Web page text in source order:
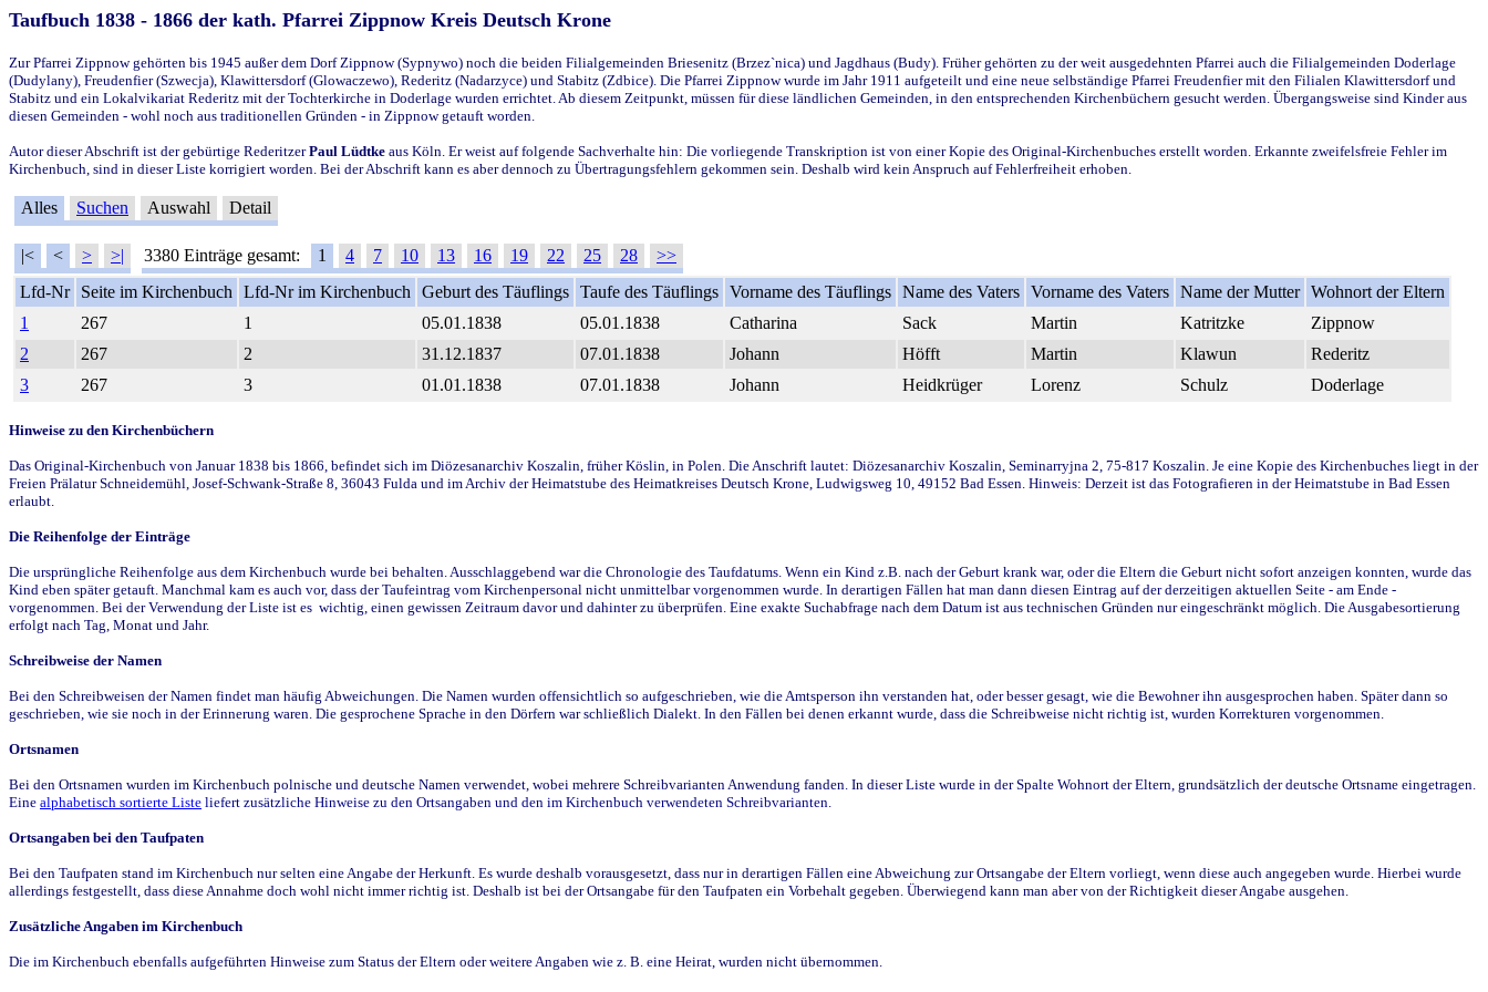
Taufbuch 1838 - 1866 der kath. Pfarrei Zippnow Kreis Deutsch Krone
Zur Pfarrei Zippnow gehörten bis 1945 außer dem Dorf Zippnow (Sypnywo) noch die beiden Filialgemeinden Briesenitz (Brzez`nica) und Jagdhaus (Budy). Früher gehörten zu der weit ausgedehnten Pfarrei auch die Filialgemeinden Doderlage
(Dudylany), Freudenfier (Szwecja), Klawittersdorf (Glowaczewo), Rederitz (Nadarzyce) und Stabitz (Zdbice). Die Pfarrei Zippnow wurde im Jahr 1911 aufgeteilt und eine neue selbständige Pfarrei Freudenfier mit den Filialen Klawittersdorf und
Stabitz und ein Lokalvikariat Rederitz mit der Tochterkirche in Doderlage wurden errichtet. Ab diesem Zeitpunkt, müssen für diese ländlichen Gemeinden, in den entsprechenden Kirchenbüchern gesucht werden. Übergangsweise sind Kinder aus
diesen Gemeinden - wohl noch aus traditionellen Gründen - in Zippnow getauft worden.
Autor dieser Abschrift ist der gebürtige RederitzerPaul Lüdtke aus Köln. Er weist auf folgende Sachverhalte hin: Die vorliegende Transkription ist von einer Kopie des Original-Kirchenbuches erstellt worden. Erkannte zweifelsfreie Fehler im
Kirchenbuch, sind in dieser Liste korrigiert worden. Bei der Abschrift kann es aber dennoch zu Übertragungsfehlern gekommen sein. Deshalb wird kein Anspruch auf Fehlerfreiheit erhoben.
Alles Suchen Auswahl Detail
|< < > >| 3380 Einträge gesamt: 1 4 7 10 13 16 19 22 25 28
>>
Lfd-Nr
Seite im Kirchenbuch Lfd-Nr im Kirchenbuch Geburt des Täuflings Taufe des Täuflings Vorname des Täuflings Name des Vaters Vorname des Vaters Name der Mutter Wohnort der Eltern
1
267 1 05.01.1838 05.01.1838 Catharina Sack Martin Katritzke
Zippnow
2
267 2 31.12.1837 07.01.1838 Johann Höfft Martin Klawun
Rederitz
3
267 3 01.01.1838 07.01.1838 Johann Heidkrüger Lorenz Schulz Doderlage
Hinweise zu den Kirchenbüchern
Das Original-Kirchenbuch von Januar 1838 bis 1866, befindet sich im Diözesanarchiv Koszalin, früher Köslin, in Polen. Die Anschrift lautet: Diözesanarchiv Koszalin, Seminarryjna 2, 75-817 Koszalin. Je eine Kopie des Kirchenbuches liegt in der
Freien Prälatur Schneidemühl, Josef-Schwank-Straße 8, 36043 Fulda und im Archiv der Heimatstube des Heimatkreises Deutsch Krone, Ludwigsweg 10, 49152 Bad Essen. Hinweis: Derzeit ist das Fotografieren in der Heimatstube in Bad Essen
erlaubt.
Die Reihenfolge der Einträge
Die ursprüngliche Reihenfolge aus dem Kirchenbuch wurde bei behalten. Ausschlaggebend war die Chronologie des Taufdatums. Wenn ein Kind z.B. nach der Geburt krank war, oder die Eltern die Geburt nicht sofort anzeigen konnten, wurde das
Kind eben später getauft. Manchmal kam es auch vor, dass der Taufeintrag vom Kirchenpersonal nicht unmittelbar vorgenommen wurde. In derartigen Fällen hat man dann diesen Eintrag auf der derzeitigen aktuellen Seite - am Ende -
vorgenommen. Bei der Verwendung der Liste ist es wichtig, einen gewissen Zeitraum davor und dahinter zu überprüfen. Eine exakte Suchabfrage nach dem Datum ist aus technischen Gründen nur eingeschränkt möglich. Die Ausgabesortierung
erfolgt nach Tag, Monat und Jahr.
Schreibweise der Namen
Bei den Schreibweisen der Namen findet man häufig Abweichungen. Die Namen wurden offensichtlich so aufgeschrieben, wie die Amtsperson ihn verstanden hat, oder besser gesagt, wie die Bewohner ihn ausgesprochen haben. Später dann so
geschrieben, wie sie noch in der Erinnerung waren. Die gesprochene Sprache in den Dörfern war schließlich Dialekt. In den Fällen bei denen erkannt wurde, dass die Schreibweise nicht richtig ist, wurden Korrekturen vorgenommen.
Ortsnamen
Bei den Ortsnamen wurden im Kirchenbuch polnische und deutsche Namen verwendet, wobei mehrere Schreibvarianten Anwendung fanden. In dieser Liste wurde in der Spalte Wohnort der Eltern, grundsätzlich der deutsche Ortsname eingetragen.
Eine alphabetisch sortierte Liste liefert zusätzliche Hinweise zu den Ortsangaben und den im Kirchenbuch verwendeten Schreibvarianten.
Ortsangaben bei den Taufpaten
Bei den Taufpaten stand im Kirchenbuch nur selten eine Angabe der Herkunft. Es wurde deshalb vorausgesetzt, dass nur in derartigen Fällen eine Abweichung zur Ortsangabe der Eltern vorliegt, wenn diese auch angegeben wurde. Hierbei wurde
allerdings festgestellt, dass diese Annahme doch wohl nicht immer richtig ist. Deshalb ist bei der Ortsangabe für den Taufpaten ein Vorbehalt gegeben. Überwiegend kann man aber von der Richtigkeit dieser Angabe ausgehen.
Zusätzliche Angaben im Kirchenbuch
Die im Kirchenbuch ebenfalls aufgeführten Hinweise zum Status der Eltern oder weitere Angaben wie z. B. eine Heirat, wurden nicht übernommen.